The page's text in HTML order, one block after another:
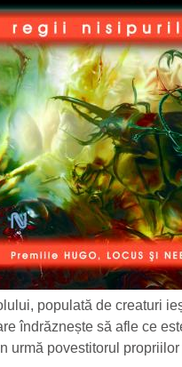
populată de creaturi
îndrăznește să afle ce
urmă povestitorul